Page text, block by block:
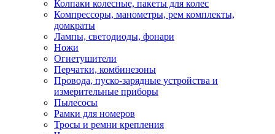
Колпаки колесные, пакеты для колес
Компрессоры, манометры, рем комплекты,
домкраты
Лампы, светодиоды, фонари
Ножи
Огнетушители
Перчатки, комбинезоны
Провода, пуско-зарядные устройства и
измерительные приборы
Пылесосы
Рамки для номеров
Тросы и ремни крепления